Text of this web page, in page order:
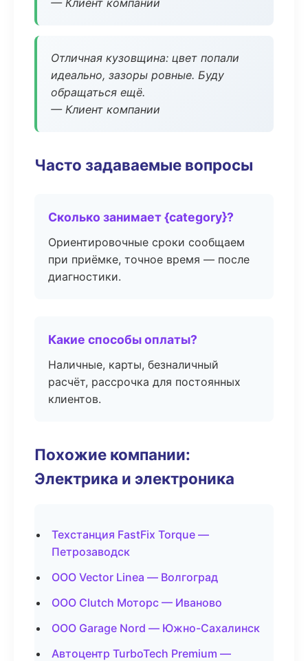
— Клиент компании
Отличная кузовщина: цвет попали
идеально, зазоры ровные. Буду
обращаться ещё.
— Клиент компании
Часто задаваемые вопросы
Сколько занимает {category}?
Ориентировочные сроки сообщаем
при приёмке, точное время — после
диагностики.
Какие способы оплаты?
Наличные, карты, безналичный
расчёт, рассрочка для постоянных
клиентов.
Похожие компании:
Электрика и электроника
Техстанция FastFix Torque —
Петрозаводск
ООО Vector Linea — Волгоград
ООО Clutch Моторс — Иваново
ООО Garage Nord — Южно-Сахалинск
Автоцентр TurboTech Premium —